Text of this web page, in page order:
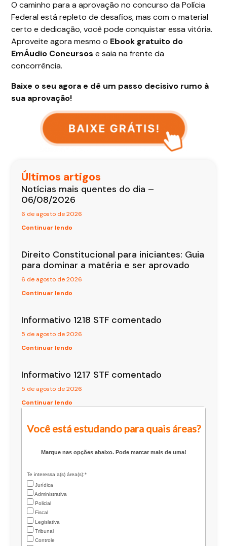
O caminho para a aprovação no concurso da Polícia
Federal está repleto de desafios, mas com o material
certo e dedicação, você pode conquistar essa vitória.
Aproveite agora mesmo o Ebook gratuito do
EmÁudio Concursos e saia na frente da
concorrência.
Baixe o seu agora e dê um passo decisivo rumo à
sua aprovação!
Últimos artigos
Notícias mais quentes do dia –
06/08/2026
6 de agosto de 2026
Continuar lendo
Direito Constitucional para iniciantes: Guia
para dominar a matéria e ser aprovado
6 de agosto de 2026
Continuar lendo
Informativo 1218 STF comentado
5 de agosto de 2026
Continuar lendo
Informativo 1217 STF comentado
5 de agosto de 2026
Continuar lendo
Você está estudando para quais áreas?
Marque nas opções abaixo. Pode marcar mais de uma!
Te interessa a(s) área(s):*
Jurídica
Administrativa
Policial
Fiscal
Legislativa
Tribunal
Controle